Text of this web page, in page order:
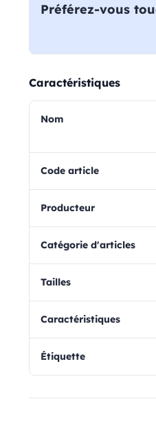
Préférez-vous
Caractéristiques
Nom
Code article
Producteur
Catégorie d'articles
Tailles
Caractéristiques
Étiquette